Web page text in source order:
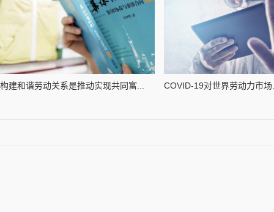
构建和谐劳动关系是推动实现共同富... COVID-19对世界劳动力市